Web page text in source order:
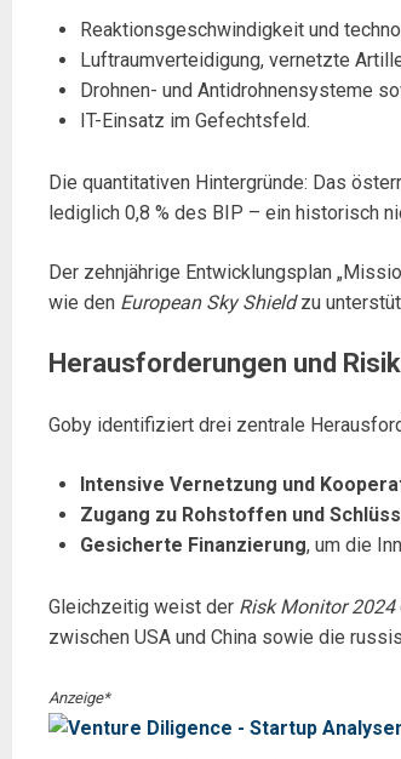
Reaktionsgeschwindigkeit und
Luftraumverteidigung, vernetzte
Drohnen- und Antidrohnensysteme
IT-Einsatz im Gefechtsfeld.
Die quantitativen Hintergründe: Das
lediglich 0,8 % des BIP – ein historisch
Der zehnjährige Entwicklungsplan
wie den European Sky Shieldzu
Herausforderungen und
Goby identifiziert drei zentrale
Intensive Vernetzung und
Zugang zu Rohstoffen und
Gesicherte Finanzierung, um die
Gleichzeitig weist der Risk Monitor 2024
zwischen USA und China sowie die
Anzeige*